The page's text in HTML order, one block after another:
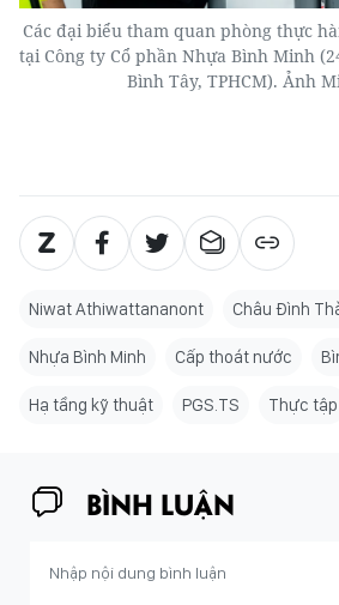
Các đại biểu tham quan phòng thực
tại Công ty Cổ phần Nhựa Bình Minh
Bình Tây, TPHCM). Ảnh
Niwat Athiwattananont Châu Đình
Nhựa Bình Minh Cấp thoát nước
Hạ tầng kỹ thuật PGS.TS Thực tập
BÌNH LUẬN